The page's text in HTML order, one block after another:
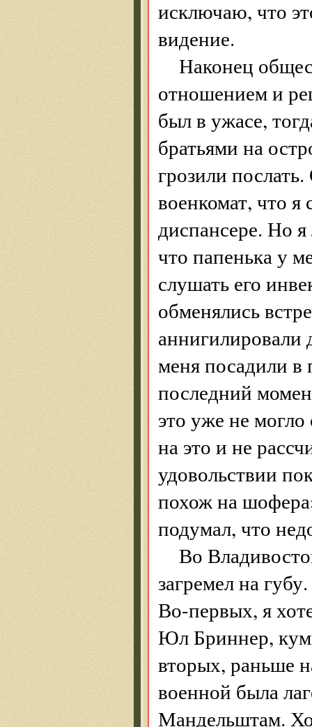
исключаю, что
видение.
Наконец
отношением и
был в ужасе,
братьями на
грозили
военкомат, что
диспансере. Но я
что папенька у
слушать его
обменялись
аннигилировали
меня посадили
последний
это уже не
на это и не
удовольствии
похож на
подумал, что
Во
загремел на
Во-первых, я
Юл Бриннер,
вторых, раньше
военной была
Мандельштам.